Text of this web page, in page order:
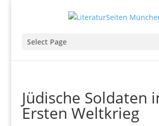
Select Page
Jüdische Soldaten
Ersten Weltkrieg